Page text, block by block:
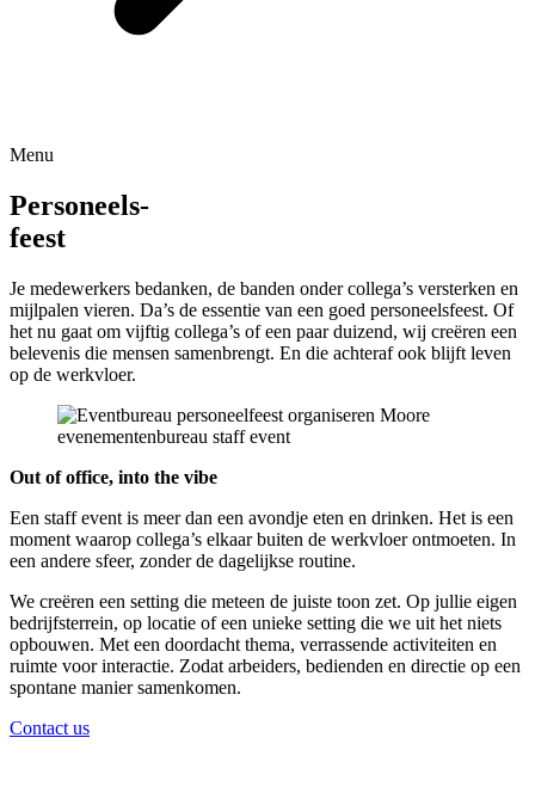
Menu
Personeels-
feest
Je medewerkers bedanken, de banden onder collega’s versterken en
mijlpalen vieren. Da’s de essentie van een goed personeelsfeest. Of
het nu gaat om vijftig collega’s of een paar duizend, wij creëren een
belevenis die mensen samenbrengt. En die achteraf ook blijft leven
op de werkvloer.
Out of office, into the vibe
Een staff event is meer dan een avondje eten en drinken. Het is een
moment waarop collega’s elkaar buiten de werkvloer ontmoeten. In
een andere sfeer, zonder de dagelijkse routine.
We creëren een setting die meteen de juiste toon zet. Op jullie eigen
bedrijfsterrein, op locatie of een unieke setting die we uit het niets
opbouwen. Met een doordacht thema, verrassende activiteiten en
ruimte voor interactie. Zodat arbeiders, bedienden en directie op een
spontane manier samenkomen.
Contact us